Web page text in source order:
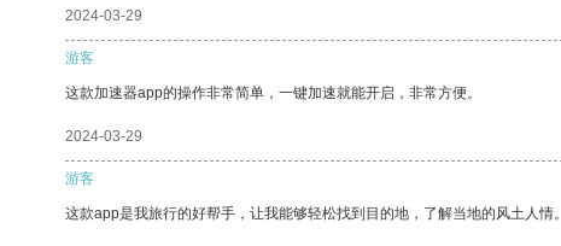
2024-03-29
游客
这款加速器app的操作非常简单，一键加速就能开启，非常方便。
2024-03-29
游客
这款app是我旅行的好帮手，让我能够轻松找到目的地，了解当地的风土人情。